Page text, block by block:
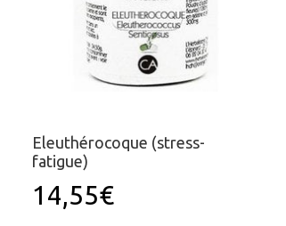
Eleuthérocoque (stress-
fatigue)
Prix
régulier
14,55€